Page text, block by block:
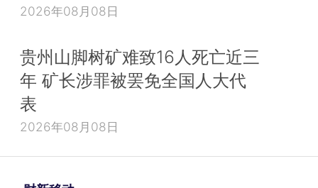
2026年08月08日
贵州山脚树矿难致16人死亡近三
年 矿长涉罪被罢免全国人大代
表
2026年08月08日